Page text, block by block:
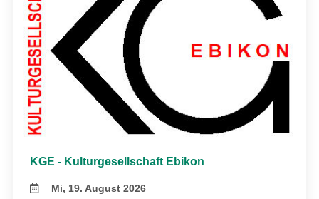
KGE - Kulturgesellschaft Ebikon
Mi, 19. August 2026